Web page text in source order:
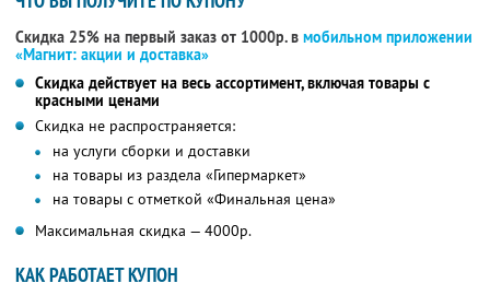
Скидка 25% на первый заказ от 1000р. в мобильном приложении
«Магнит: акции и доставка»
Скидка действует на весь ассортимент, включая товары с
красными ценами
Скидка не распространяется:
на услуги сборки и доставки
на товары из раздела «Гипермаркет»
на товары с отметкой «Финальная цена»
Максимальная скидка — 4000р.
КАК РАБОТАЕТ КУПОН